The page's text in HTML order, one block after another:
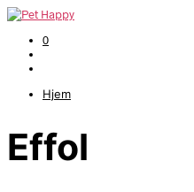
0
Hjem
Effol